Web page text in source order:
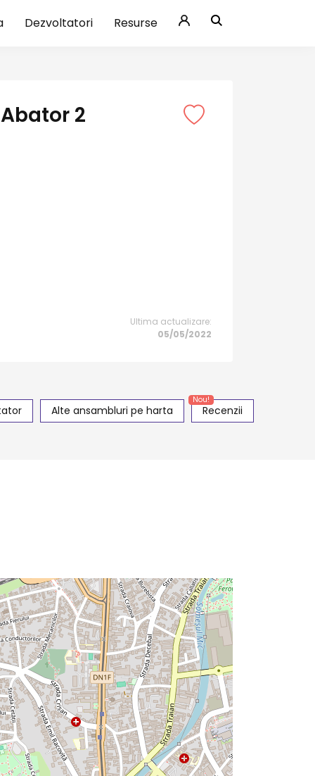
Dezvoltatori Resurse
2
Ultima actualizare:
05/05/2022
Alte ansambluri pe harta Recenzii
Nou!